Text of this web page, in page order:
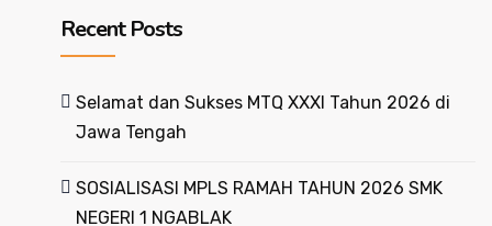
Recent Posts
Selamat dan Sukses MTQ XXXI Tahun 2026 di
Jawa Tengah
SOSIALISASI MPLS RAMAH TAHUN 2026 SMK
NEGERI 1 NGABLAK